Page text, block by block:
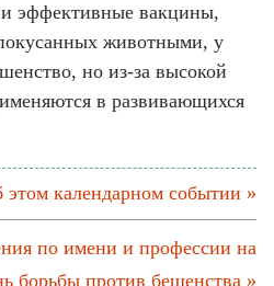
эффективные вакцины,
животными, у
но из-за высокой
в развивающихся
календарном событии »
по имени и профессии на
борьбы против бешенства »